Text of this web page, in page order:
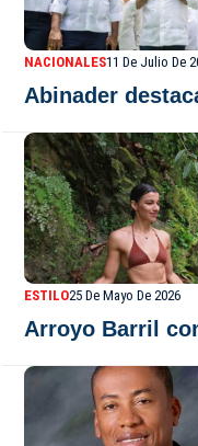
NACIONALES11 De Julio De
Abinader
ESTILO25 De Mayo De 2026
Arroyo Barril